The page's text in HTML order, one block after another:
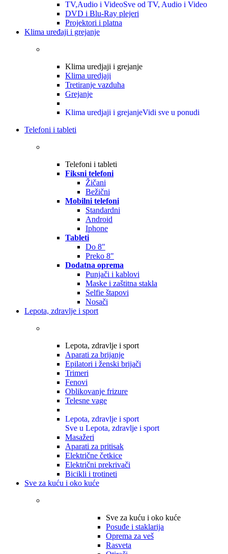
TV,Audio i VideoSve od TV, Audio i Video
DVD i Blu-Ray plejeri
Projektori i platna
Klima uređaji i grejanje
Klima uredjaji i grejanje
Klima uredjaji
Tretiranje vazduha
Grejanje
Klima uredjaji i grejanjeVidi sve u ponudi
Telefoni i tableti
Telefoni i tableti
Fiksni telefoni
Žičani
Bežični
Mobilni telefoni
Standardni
Android
Iphone
Tableti
Do 8"
Preko 8"
Dodatna oprema
Punjači i kablovi
Maske i zaštitna stakla
Selfie štapovi
Nosači
Lepota, zdravlje i sport
Lepota, zdravlje i sport
Aparati za brijanje
Epilatori i ženski brijači
Trimeri
Fenovi
Oblikovanje frizure
Telesne vage
Lepota, zdravlje i sport
Sve u Lepota, zdravlje i sport
Masažeri
Aparati za pritisak
Električne četkice
Električni prekrivači
Bicikli i trotineti
Sve za kuću i oko kuće
Sve za kuću i oko kuće
Posuđe i staklarija
Oprema za veš
Rasveta